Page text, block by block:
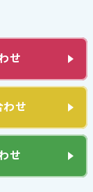
せ
せ
せ